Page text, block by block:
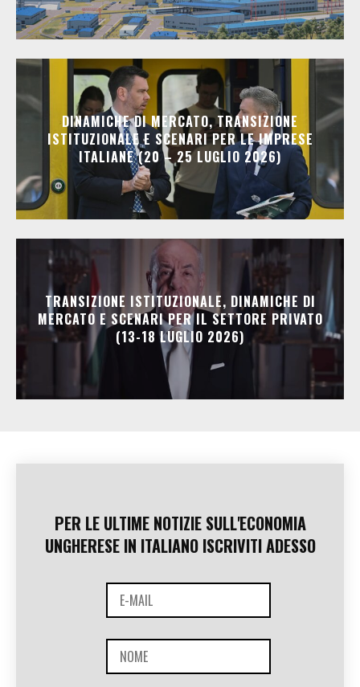
DINAMICHE DI MERCATO, TRANSIZIONE
ISTITUZIONALE E SCENARI PER LE IMPRESE
ITALIANE (20 – 25 LUGLIO 2026)
TRANSIZIONE ISTITUZIONALE, DINAMICHE DI
MERCATO E SCENARI PER IL SETTORE PRIVATO
(13-18 LUGLIO 2026)
PER LE ULTIME NOTIZIE SULL'ECONOMIA
UNGHERESE IN ITALIANO ISCRIVITI ADESSO